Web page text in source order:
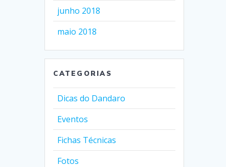
junho 2018
maio 2018
CATEGORIAS
Dicas do Dandaro
Eventos
Fichas Técnicas
Fotos